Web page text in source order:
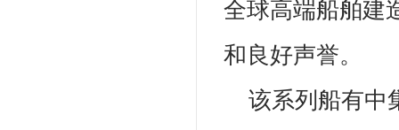
全球高端船舶建
和良好声誉。
该系列船有中